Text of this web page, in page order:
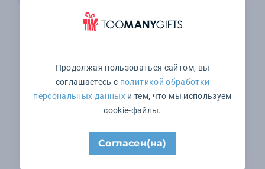
Продолжая пользоваться сайтом, вы
соглашаетесь с политикой обработки
персональных данныхи тем, что мы используем
cookie-файлы.
Согласен(на)